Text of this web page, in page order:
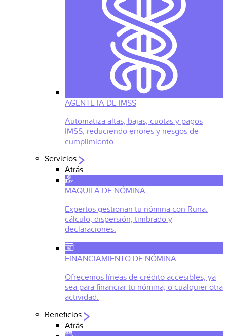
AGENTE IA DE IMSS
Automatiza altas, bajas, cuotas y pagos
IMSS, reduciendo errores y riesgos de
cumplimiento.
Servicios
Atrás
MAQUILA DE NÓMINA
Expertos gestionan tu nómina con Runa:
cálculo, dispersión, timbrado y
declaraciones.
FINANCIAMIENTO DE NÓMINA
Ofrecemos líneas de crédito accesibles, ya
sea para financiar tu nómina, o cualquier otra
actividad.
Beneficios
Atrás